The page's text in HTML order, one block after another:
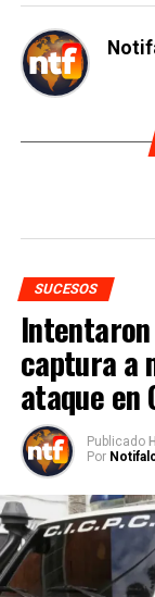
SUCESOS
captura a
ataque en
Publicado
Por